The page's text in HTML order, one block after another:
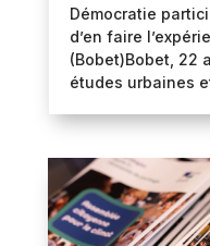
Démocratie
d’en faire
(Bobet)Bobet, 22
études urbaines